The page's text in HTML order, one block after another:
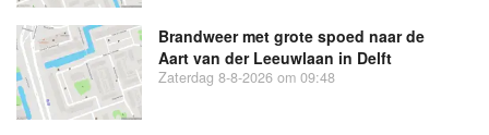
Brandweer met grote spoed naar de
Aart van der Leeuwlaan in Delft
Zaterdag 8-8-2026 om 09:48